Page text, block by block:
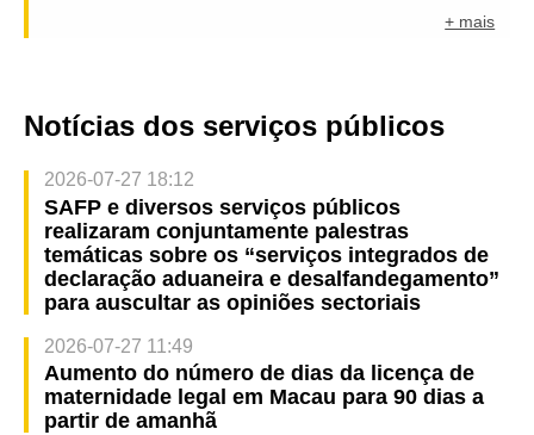
+ mais
Notícias dos serviços públicos
2026-07-27 18:12
SAFP e diversos serviços públicos
realizaram conjuntamente palestras
temáticas sobre os “serviços integrados de
declaração aduaneira e desalfandegamento”
para auscultar as opiniões sectoriais
2026-07-27 11:49
Aumento do número de dias da licença de
maternidade legal em Macau para 90 dias a
partir de amanhã